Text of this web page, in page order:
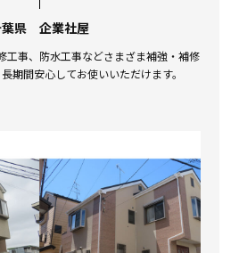
葉県 企業社屋
工事、防水工事などさまざま補強・補修
期間安心してお使いいただけます。